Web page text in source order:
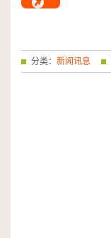
分类： 新闻讯息